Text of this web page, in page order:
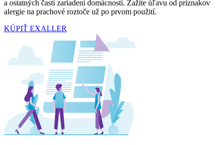
a ostatných častí zariadení domácností. Zažite úľavu od príznakov
alergie na prachové roztoče už po prvom použití.
KÚPIŤ EXALLER